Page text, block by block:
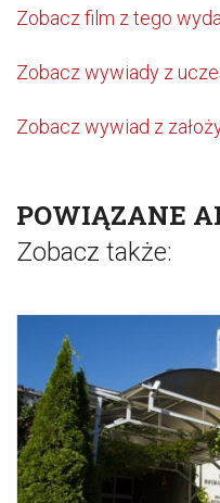
Zobacz film z tego
Zobacz wywiady z
Zobacz wywiad z
POWIĄZANE
Zobacz także: